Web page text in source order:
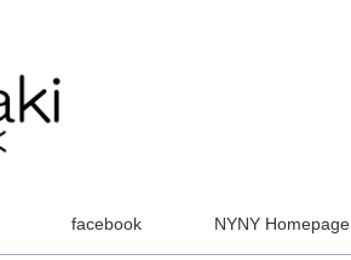
facebook NYNY Homepage